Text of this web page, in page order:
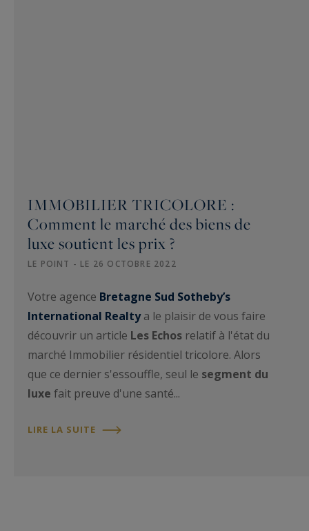
IMMOBILIER TRICOLORE :
Comment le marché des biens de
luxe soutient les prix ?
LE POINT - LE 26 OCTOBRE 2022
Votre agence Bretagne Sud Sotheby’s
International Realtya le plaisir de vous faire
découvrir un article Les Echos relatif à l'état du
marché Immobilier résidentiel tricolore. Alors
que ce dernier s'essouffle, seul le segment du
luxe fait preuve d'une santé...
LIRE LA SUITE